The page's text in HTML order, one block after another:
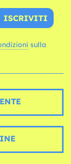
ISCRIVITI